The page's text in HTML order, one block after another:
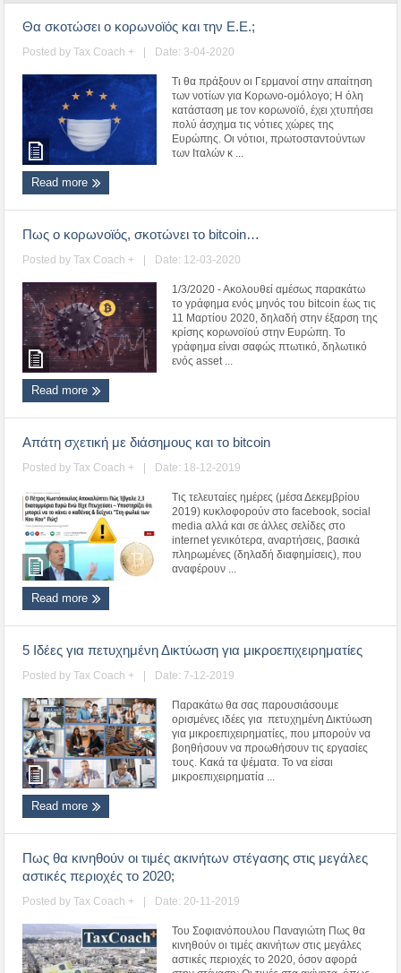
Θα σκοτώσει ο κορωνοϊός και την Ε.Ε.;
Posted byTax Coach + Date: 3-04-2020
Τι θα πράξουν οι Γερμανοί στην απαίτηση
των νοτίων για Κορωνο-ομόλογο; Η όλη
κατάσταση με τον κορωνοϊό, έχει χτυπήσει
πολύ άσχημα τις νότιες χώρες της
Ευρώπης. Οι νότιοι, πρωτοσταντούντων
των Ιταλών κ ...
Read more
Πως ο κορωνοϊός, σκοτώνει το bitcoin…
Posted byTax Coach + Date: 12-03-2020
1/3/2020 - Ακολουθεί αμέσως παρακάτω
το γράφημα ενός μηνός του bitcoin έως τις
11 Μαρτίου 2020, δηλαδή στην έξαρση της
κρίσης κορωνοϊού στην Ευρώπη. Το
γράφημα είναι σαφώς πτωτικό, δηλωτικό
ενός asset ...
Read more
Απάτη σχετική με διάσημους και το bitcoin
Posted byTax Coach + Date: 18-12-2019
Τις τελευταίες ημέρες (μέσα Δεκεμβρίου
2019) κυκλοφορούν στο facebook, social
media αλλά και σε άλλες σελίδες στο
internet γενικότερα, αναρτήσεις, βασικά
πληρωμένες (δηλαδή διαφημίσεις), που
αναφέρουν ...
Read more
5 Ιδέες για πετυχημένη Δικτύωση για μικροεπιχειρηματίες
Posted byTax Coach + Date: 7-12-2019
Παρακάτω θα σας παρουσιάσουμε
ορισμένες ιδέες για πετυχημένη Δικτύωση
για μικροεπιχειρηματίες, που μπορούν να
βοηθήσουν να προωθήσουν τις εργασίες
τους. Κακά τα ψέματα. Το να είσαι
μικροεπιχειρηματία ...
Read more
Πως θα κινηθούν οι τιμές ακινήτων στέγασης στις μεγάλες
αστικές περιοχές το 2020;
Posted byTax Coach + Date: 20-11-2019
Του Σοφιανόπουλου Παναγιώτη Πως θα
κινηθούν οι τιμές ακινήτων στις μεγάλες
αστικές περιοχές το 2020, όσον αφορά